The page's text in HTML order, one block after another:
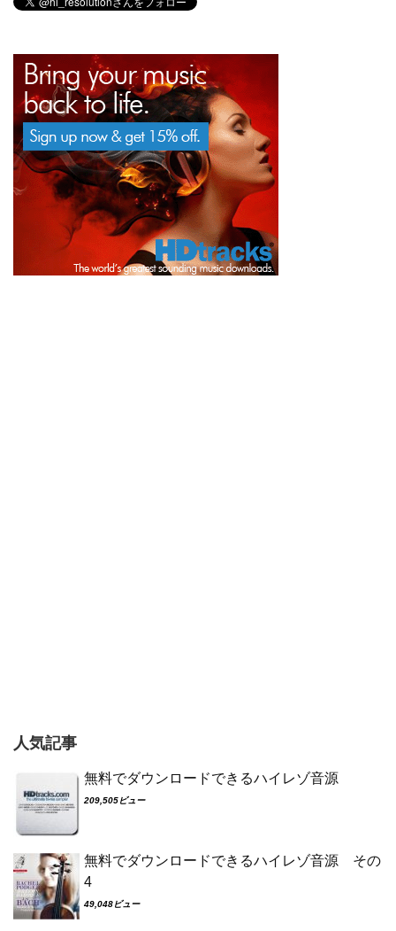
人気記事
無料でダウンロードできるハイレゾ音源
209,505ビュー
無料でダウンロードできるハイレゾ音源 その
4
49,048ビュー